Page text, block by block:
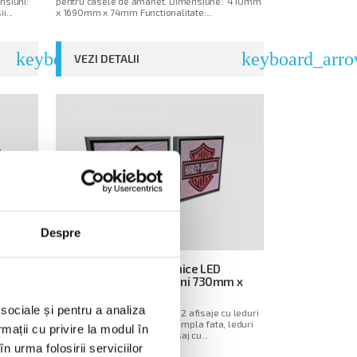
Despre
și pentru a analiza
cu privire la modul în
urma folosirii serviciilor
keyboard_arrow_right
x 1690mm x 74mm Functionalitate:...
VEZI DETALII
Sistem afisaje electronice LED
sincronizate, dimensiuni 730mm x
Sistem electronic format din 2 afisaje cu leduri
730mm x 730mm x 74mm, simpla fata, leduri
RGB, sincronizate prin fir Afisaj cu...